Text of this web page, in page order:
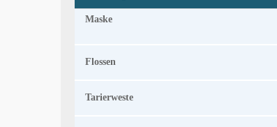
Maske
Flossen
Tarierweste